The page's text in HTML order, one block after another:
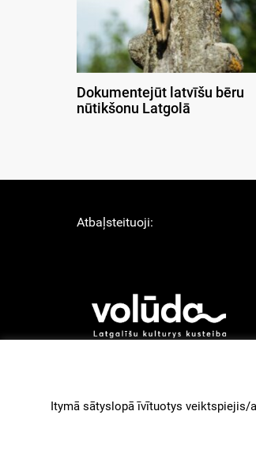
Dokumentejūt latvīšu bēru
nūtikšonu Latgolā
Atbaļsteituoji:
paleidzeibu
Itymā sātyslopā īvītuotys